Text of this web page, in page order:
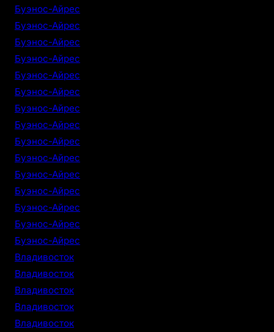
Буэнос-Айрес
Буэнос-Айрес
Буэнос-Айрес
Буэнос-Айрес
Буэнос-Айрес
Буэнос-Айрес
Буэнос-Айрес
Буэнос-Айрес
Буэнос-Айрес
Буэнос-Айрес
Буэнос-Айрес
Буэнос-Айрес
Буэнос-Айрес
Буэнос-Айрес
Буэнос-Айрес
Владивосток
Владивосток
Владивосток
Владивосток
Владивосток